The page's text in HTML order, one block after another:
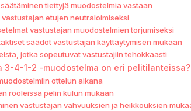
tiettyjä muodostelmia vastaan
etujen neutraloimiseksi
vastustajan muodostelmien torjumiseksi
säädöt vastustajan käyttäytymisen mukaan
jotka sopeutuvat vastustajiin tehokkaasti
3-4-1-2 -muodostelma on eri pelitilanteissa?
ottelun aikana
rooleissa pelin kulun mukaan
vastustajan vahvuuksien ja heikkouksien